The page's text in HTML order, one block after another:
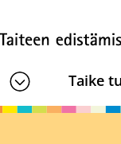
Taike